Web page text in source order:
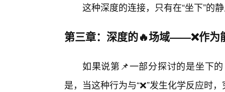
这种深度的连接，只有在“坐下”的
第三章：深度的🔥场域——❌作为
如果说第📌一部分探讨的是坐下
是，当这种行为与“❌”发生化学反应时